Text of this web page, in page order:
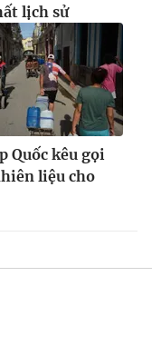
lịch sử
Quốc kêu gọi
liệu cho